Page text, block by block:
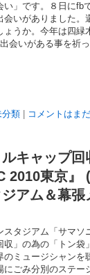
い」です。８日にfb
会いがありました。
ょうか。今年は四緑
会いがある事を祈
分類 コメントはま
キャップ回
2010東京』
アム＆幕張
タジアム「サマソ
」の為の「トン袋
ミュージシャンを
にごみ分別のステー